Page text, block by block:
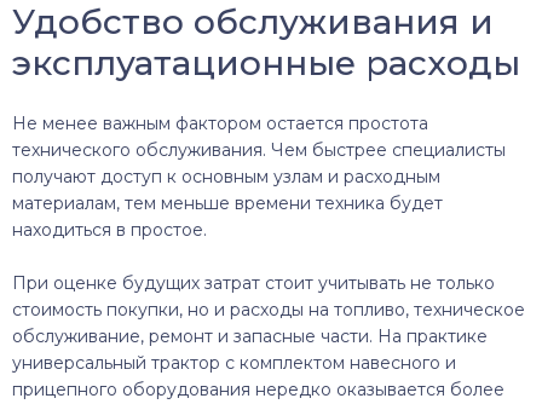
Удобство обслуживания и
эксплуатационные расходы
Не менее важным фактором остается простота
технического обслуживания. Чем быстрее специалисты
получают доступ к основным узлам и расходным
материалам, тем меньше времени техника будет
находиться в простое.
При оценке будущих затрат стоит учитывать не только
стоимость покупки, но и расходы на топливо, техническое
обслуживание, ремонт и запасные части. На практике
универсальный трактор с комплектом навесного и
прицепного оборудования нередко оказывается более